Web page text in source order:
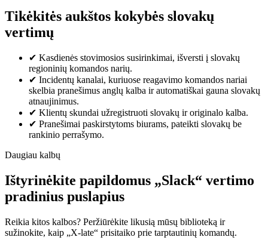
Tikėkitės aukštos kokybės slovakų
vertimų
✔ Kasdienės stovimosios susirinkimai, išversti į slovakų
regioninių komandos narių.
✔ Incidentų kanalai, kuriuose reagavimo komandos nariai
skelbia pranešimus anglų kalba ir automatiškai gauna slovakų
atnaujinimus.
✔ Klientų skundai užregistruoti slovakų ir originalo kalba.
✔ Pranešimai paskirstytoms biurams, pateikti slovakų be
rankinio perrašymo.
Daugiau kalbų
Ištyrinėkite papildomus „Slack“ vertimo
pradinius puslapius
Reikia kitos kalbos? Peržiūrėkite likusią mūsų biblioteką ir
sužinokite, kaip „X-late“ prisitaiko prie tarptautinių komandų.